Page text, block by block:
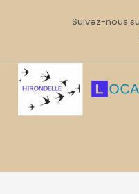
Suivez-nous